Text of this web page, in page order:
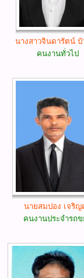
นางสาวจินดารัตน์ บั
คนงานทั่วไป
นายสมปอง เจริญ
คนงานประจำรถ